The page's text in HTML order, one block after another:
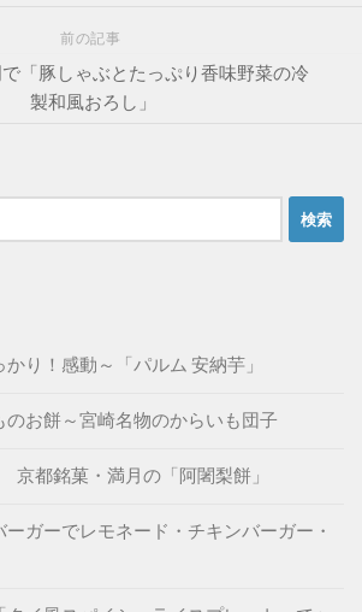
前の記事
「豚しゃぶとたっぷり香味野菜の冷
製和風おろし」
り！感動～「パルム 安納芋」
のお餅～宮崎名物のからいも団子
都銘菓・満月の「阿闍梨餅」
ガーでレモネード・チキンバーガー・